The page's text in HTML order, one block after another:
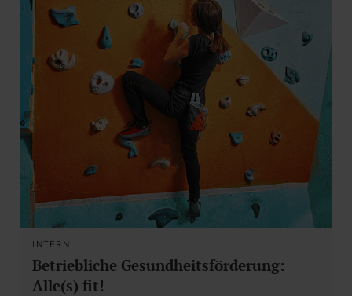
INTERN
Betriebliche Gesundheitsförderung:
Alle(s) fit!